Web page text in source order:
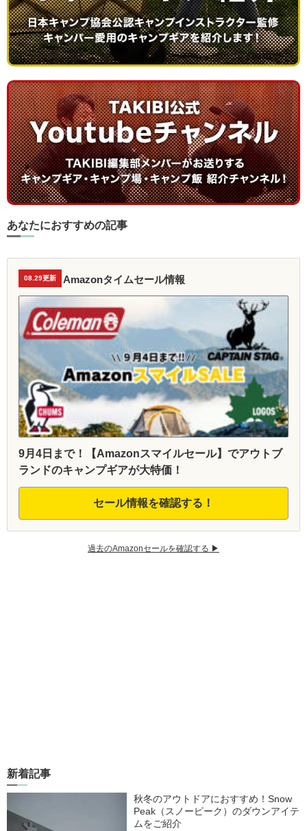
あなたにおすすめの記事
08.29更新 Amazonタイムセール情報
9月4日まで！【Amazonスマイルセール】でアウトブ
ランドのキャンプギアが大特価！
セール情報を確認する！
過去のAmazonセールを確認する ▶︎
新着記事
秋冬のアウトドアにおすすめ！Snow
Peak（スノーピーク）のダウンアイテ
ムをご紹介